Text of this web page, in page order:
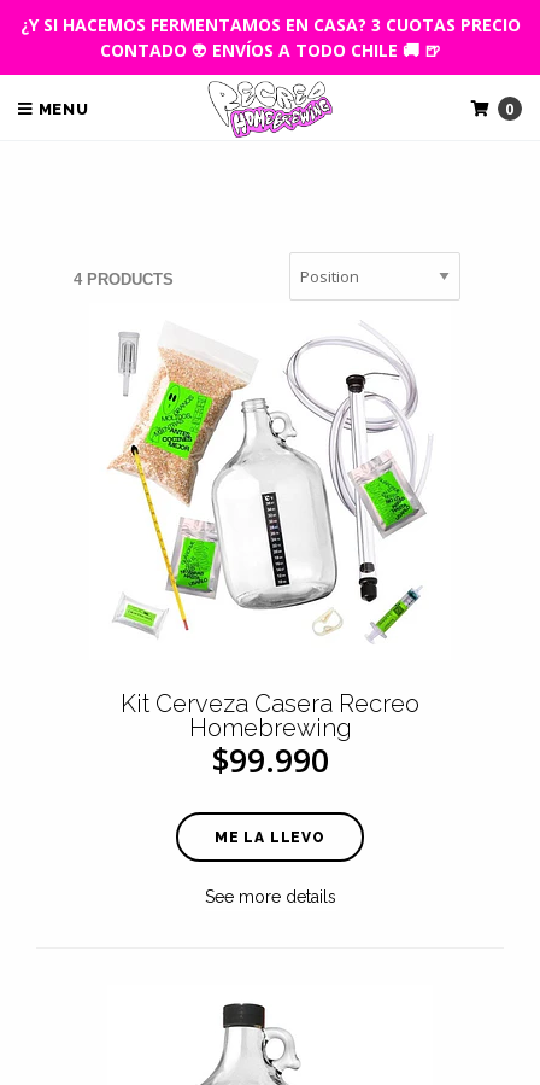
¿Y SI HACEMOS FERMENTAMOS EN CASA? 3 CUOTAS PRECIO
CONTADO 👽 ENVÍOS A TODO CHILE 🚚 🍺
MENU 0
4 PRODUCTS
Kit Cerveza Casera Recreo
Homebrewing
$99.990
ME LA LLEVO
See more details